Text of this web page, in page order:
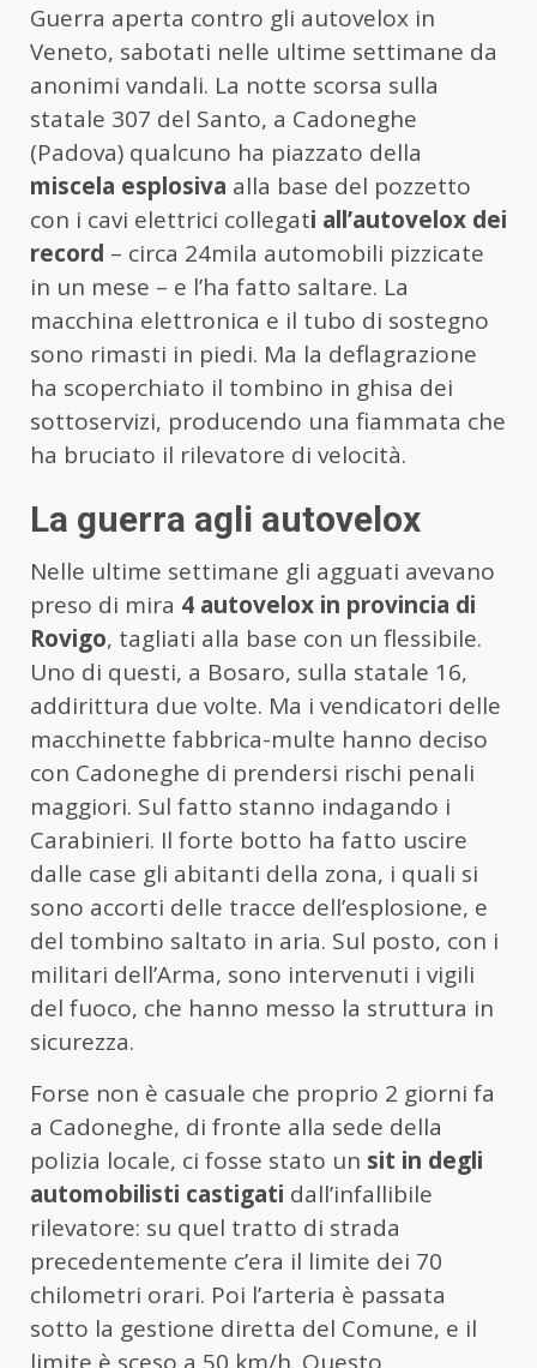
Guerra aperta contro gli autovelox in
Veneto, sabotati nelle ultime settimane da
anonimi vandali. La notte scorsa sulla
statale 307 del Santo, a Cadoneghe
(Padova) qualcuno ha piazzato della
miscela esplosiva alla base del pozzetto
con i cavi elettrici collegati all’autovelox dei
record – circa 24mila automobili pizzicate
in un mese – e l’ha fatto saltare. La
macchina elettronica e il tubo di sostegno
sono rimasti in piedi. Ma la deflagrazione
ha scoperchiato il tombino in ghisa dei
sottoservizi, producendo una fiammata che
ha bruciato il rilevatore di velocità.
La guerra agli autovelox
Nelle ultime settimane gli agguati avevano
preso di mira 4 autovelox in provincia di
Rovigo, tagliati alla base con un flessibile.
Uno di questi, a Bosaro, sulla statale 16,
addirittura due volte. Ma i vendicatori delle
macchinette fabbrica-multe hanno deciso
con Cadoneghe di prendersi rischi penali
maggiori. Sul fatto stanno indagando i
Carabinieri. Il forte botto ha fatto uscire
dalle case gli abitanti della zona, i quali si
sono accorti delle tracce dell’esplosione, e
del tombino saltato in aria. Sul posto, con i
militari dell’Arma, sono intervenuti i vigili
del fuoco, che hanno messo la struttura in
sicurezza.
Forse non è casuale che proprio 2 giorni fa
a Cadoneghe, di fronte alla sede della
polizia locale, ci fosse stato un sit in degli
automobilisti castigati dall’infallibile
rilevatore: su quel tratto di strada
precedentemente c’era il limite dei 70
chilometri orari. Poi l’arteria è passata
sotto la gestione diretta del Comune, e il
limite è sceso a 50 km/h. Questo